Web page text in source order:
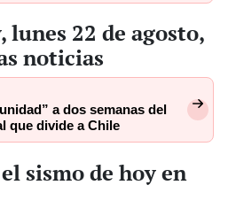
lunes 22 de agosto,
noticias
a dos semanas del
que divide a Chile
sismo de hoy en